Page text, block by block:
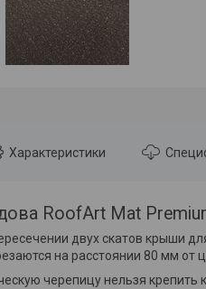
Характеристики
RoofArt Mat
двух скатов крыши
на расстоянии 80 мм от
черепицу нельзя крепить